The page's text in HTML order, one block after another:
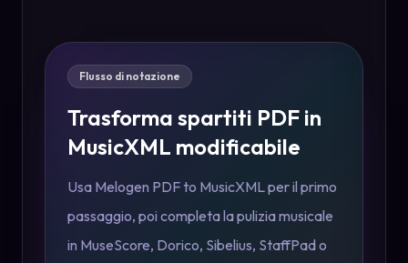
Flusso di notazione
Trasforma spartiti PDF in
MusicXML modificabile
Usa Melogen PDF to MusicXML per il primo
passaggio, poi completa la pulizia musicale
in MuseScore, Dorico, Sibelius, StaffPad o